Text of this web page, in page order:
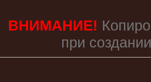
ВНИМАНИЕ!
при